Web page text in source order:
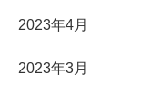
2023年4月
2023年3月